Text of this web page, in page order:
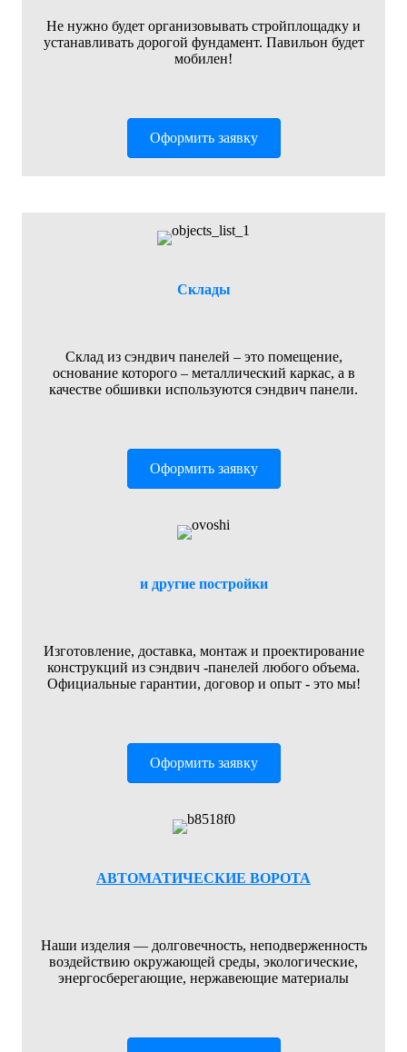
Не нужно будет организовывать стройплощадку и
устанавливать дорогой фундамент. Павильон будет
мобилен!
Оформить заявку
Склады
Склад из сэндвич панелей – это помещение,
основание которого – металлический каркас, а в
качестве обшивки используются сэндвич панели.
Оформить заявку
и другие постройки
Изготовление, доставка, монтаж и проектирование
конструкций из сэндвич -панелей любого объема.
Официальные гарантии, договор и опыт - это мы!
Оформить заявку
АВТОМАТИЧЕСКИЕ ВОРОТА
Наши изделия — долговечность, неподверженность
воздействию окружающей среды, экологические,
энергосберегающие, нержавеющие материалы